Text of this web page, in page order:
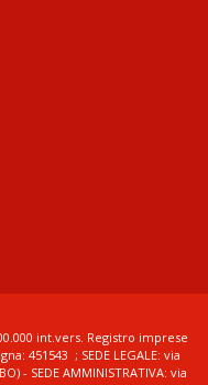
int.vers. Registro imprese
451543 ; SEDE LEGALE: via
- SEDE AMMINISTRATIVA: via